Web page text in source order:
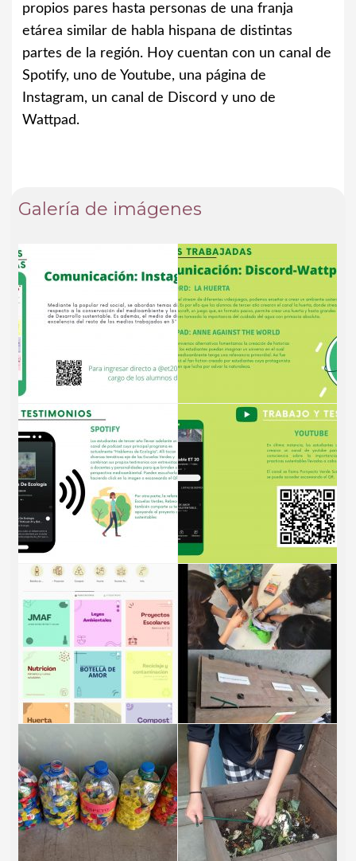
propios pares hasta personas de una franja
etárea similar de habla hispana de distintas
partes de la región. Hoy cuentan con un canal de
Spotify, uno de Youtube, una página de
Instagram, un canal de Discord y uno de
Wattpad.
Galería de imágenes